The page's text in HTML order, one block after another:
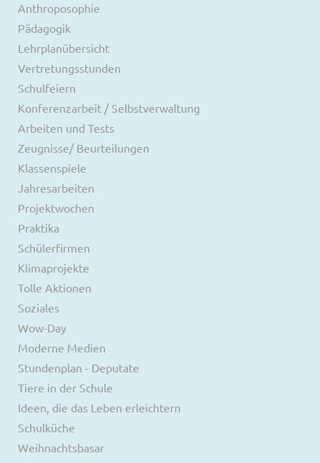
Anthroposophie
Pädagogik
Lehrplanübersicht
Vertretungsstunden
Schulfeiern
Konferenzarbeit / Selbstverwaltung
Arbeiten und Tests
Zeugnisse/ Beurteilungen
Klassenspiele
Jahresarbeiten
Projektwochen
Praktika
Schülerfirmen
Klimaprojekte
Tolle Aktionen
Soziales
Wow-Day
Moderne Medien
Stundenplan - Deputate
Tiere in der Schule
Ideen, die das Leben erleichtern
Schulküche
Weihnachtsbasar